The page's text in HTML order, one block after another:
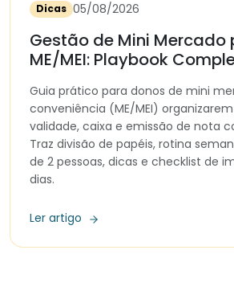
Dicas 05/08/2026
Gestão de Mini Mercado
ME/MEI: Playbook
Guia prático para donos de mini
conveniência (ME/MEI)
validade, caixa e emissão de nota
Traz divisão de papéis, rotina
de 2 pessoas, dicas e checklist de
dias.
Ler artigo